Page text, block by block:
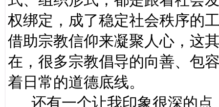
权绑定，成了稳定社会秩序的
借助宗教信仰来凝聚人心，这
在，很多宗教倡导的向善、包
着日常的道德底线。
还有一个让我印象很深的点